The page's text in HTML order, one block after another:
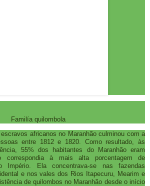
Familía quilombola
africanos no Maranhão culminou com a
entre 1812 e 1820. Como resultado, às
55% dos habitantes do Maranhão eram
correspondia à mais alta porcentagem de
Império. Ela concentrava-se nas fazendas
e nos vales dos Rios Itapecuru, Mearim e
de quilombos no Maranhão desde o início